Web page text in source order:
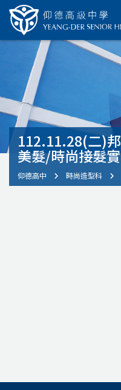
112.11.28(二)
美髮/時尚接髮
仰德高中 時尚造型科